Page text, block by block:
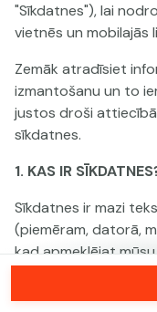
"Sīkdatnes"), lai
vietnēs un mobilajās
Zemāk atradīsiet
izmantošanu un to
justos droši
sīkdatnes.
1. KAS IR
Sīkdatnes ir mazi
(piemēram, datorā,
kad apmeklējat
mums jūs atpazīt un
vietnes, kas palīdz